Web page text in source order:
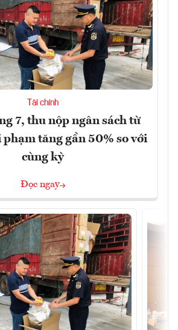
Tài chính
7, thu nộp ngân sách từ
phạm tăng gần 50% so với
cùng kỳ
Đọc ngay